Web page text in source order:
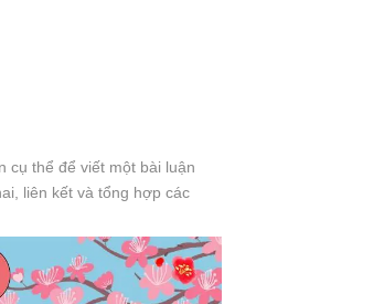
cụ thể để viết một bài luận
liên kết và tổng hợp các